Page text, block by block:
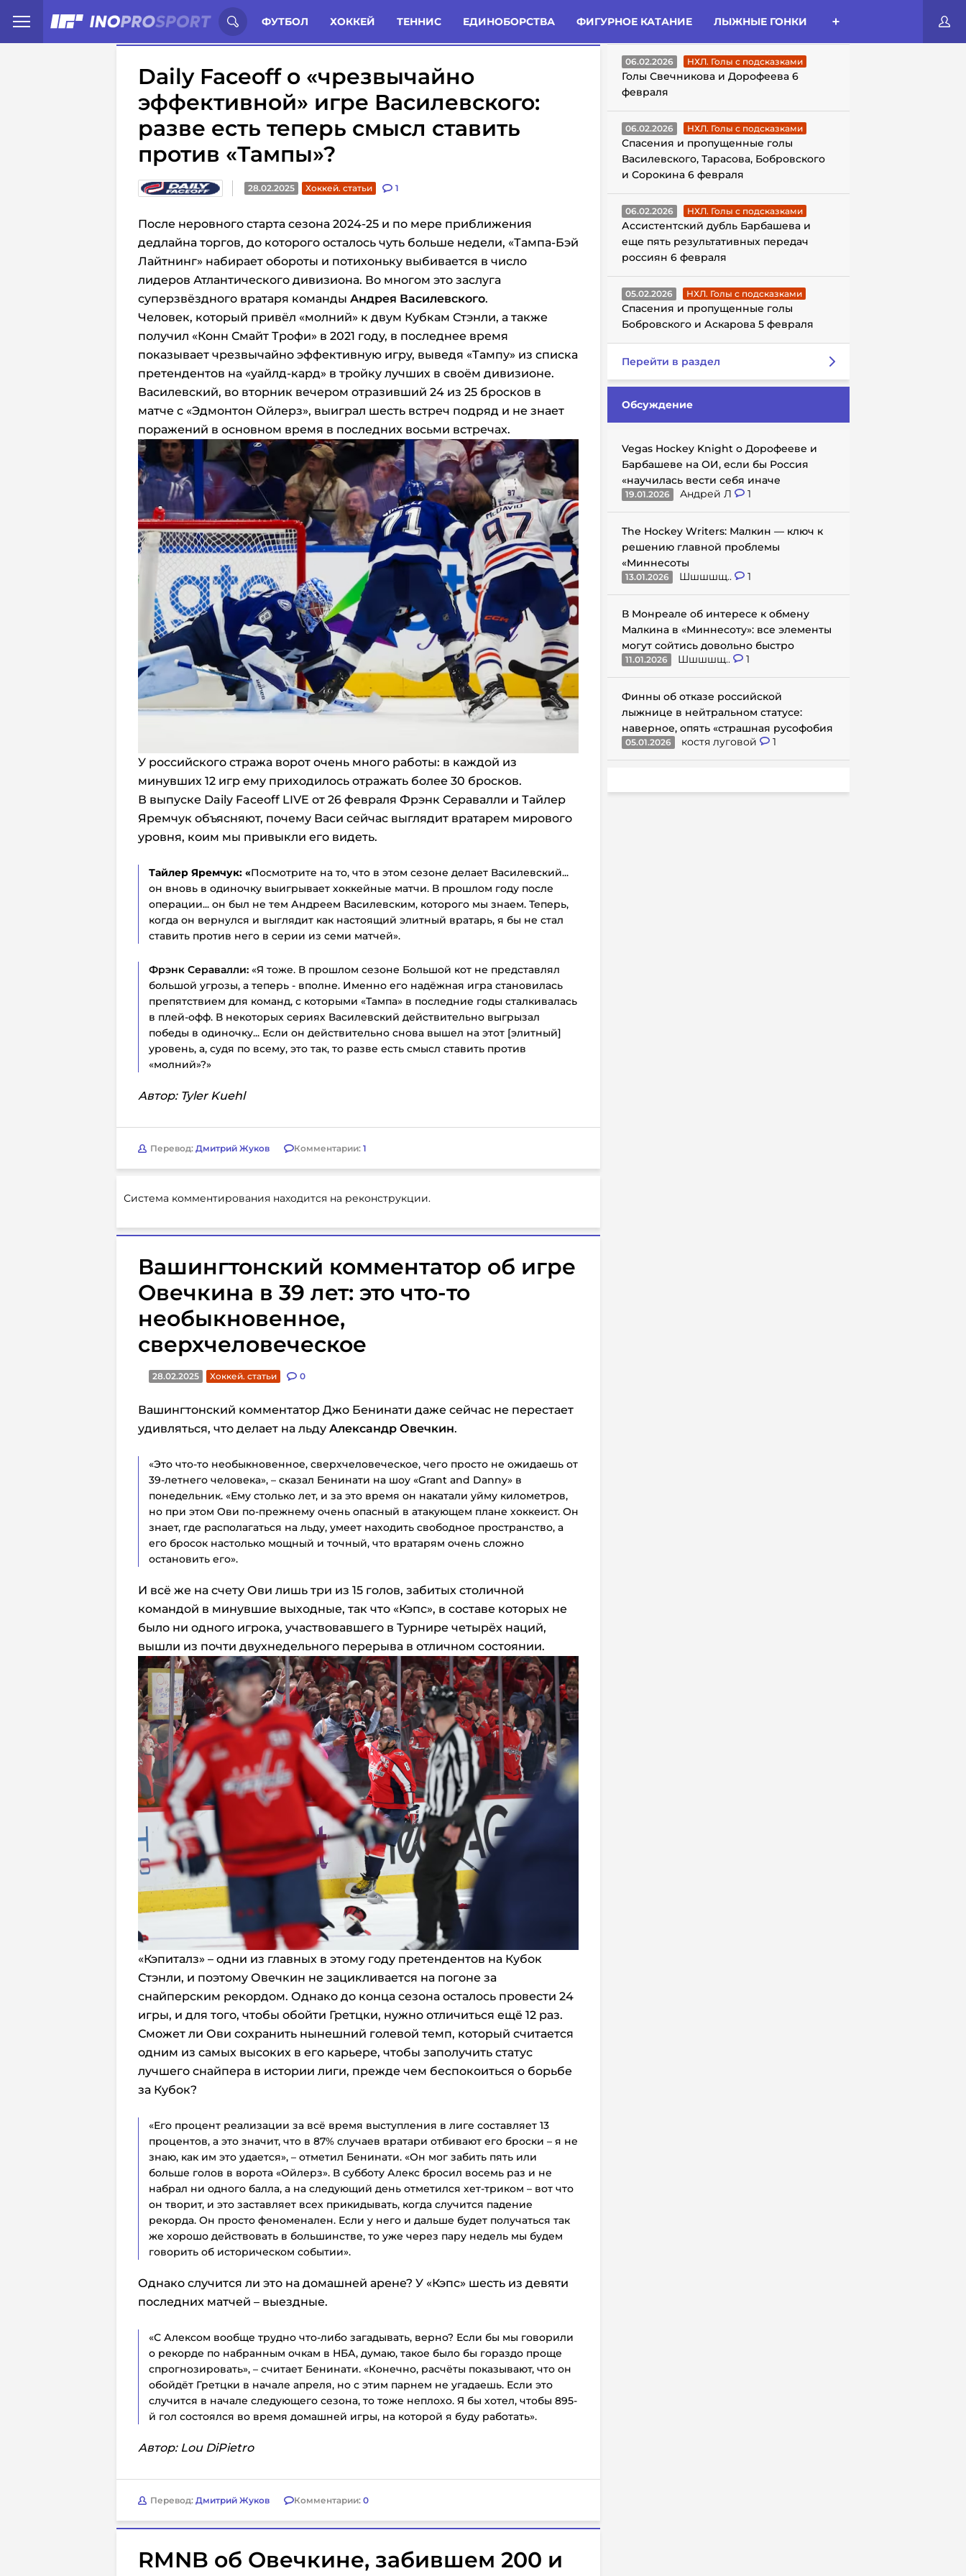
ФУТБОЛ ХОККЕЙ ТЕННИС ЕДИНОБОРСТВА ФИГУРНОЕ КАТАНИЕ ЛЫЖНЫЕ ГОНКИ
Иностранцы о спорте России: Статьи Комменты Новости
Daily Faceoff о «чрезвычайно
эффективной» игре Василевского:
разве есть теперь смысл ставить
против «Тампы»?
28.02.2025 Хоккей. статьи 1
После неровного старта сезона 2024-25 и по мере приближения
дедлайна торгов, до которого осталось чуть больше недели, «Тампа-Бэй
Лайтнинг» набирает обороты и потихоньку выбивается в число
лидеров Атлантического дивизиона. Во многом это заслуга
суперзвёздного вратаря команды Андрея Василевского.
Человек, который привёл «молний» к двум Кубкам Стэнли, а также
получил «Конн Смайт Трофи» в 2021 году, в последнее время
показывает чрезвычайно эффективную игру, выведя «Тампу» из списка
претендентов на «уайлд-кард» в тройку лучших в своём дивизионе.
Василевский, во вторник вечером отразивший 24 из 25 бросков в
матче с «Эдмонтон Ойлерз», выиграл шесть встреч подряд и не знает
поражений в основном время в последних восьми встречах.
У российского стража ворот очень много работы: в каждой из
минувших 12 игр ему приходилось отражать более 30 бросков.
В выпуске Daily Faceoff LIVE от 26 февраля Фрэнк Серавалли и Тайлер
Яремчук объясняют, почему Васи сейчас выглядит вратарем мирового
уровня, коим мы привыкли его видеть.
Тайлер Яремчук: «Посмотрите на то, что в этом сезоне делает Василевский...
он вновь в одиночку выигрывает хоккейные матчи. В прошлом году после
операции... он был не тем Андреем Василевским, которого мы знаем. Теперь,
когда он вернулся и выглядит как настоящий элитный вратарь, я бы не стал
ставить против него в серии из семи матчей».
Фрэнк Серавалли: «Я тоже. В прошлом сезоне Большой кот не представлял
большой угрозы, а теперь - вполне. Именно его надёжная игра становилась
препятствием для команд, с которыми «Тампа» в последние годы сталкивалась
в плей-офф. В некоторых сериях Василевский действительно выгрызал
победы в одиночку... Если он действительно снова вышел на этот [элитный]
уровень, а, судя по всему, это так, то разве есть смысл ставить против
«молний»?»
Автор: Tyler Kuehl
Перевод: Дмитрий Жуков Комментарии: 1
Система комментирования находится на реконструкции.
Вашингтонский комментатор об игре
Овечкина в 39 лет: это что-то
необыкновенное,
сверхчеловеческое
28.02.2025 Хоккей. статьи 0
Вашингтонский комментатор Джо Бенинати даже сейчас не перестает
удивляться, что делает на льду Александр Овечкин.
«Это что-то необыкновенное, сверхчеловеческое, чего просто не ожидаешь от
39-летнего человека», – сказал Бенинати на шоу «Grant and Danny» в
понедельник. «Ему столько лет, и за это время он накатали уйму километров,
но при этом Ови по-прежнему очень опасный в атакующем плане хоккеист. Он
знает, где располагаться на льду, умеет находить свободное пространство, а
его бросок настолько мощный и точный, что вратарям очень сложно
остановить его».
И всё же на счету Ови лишь три из 15 голов, забитых столичной
командой в минувшие выходные, так что «Кэпс», в составе которых не
было ни одного игрока, участвовавшего в Турнире четырёх наций,
вышли из почти двухнедельного перерыва в отличном состоянии.
«Кэпиталз» – одни из главных в этому году претендентов на Кубок
Стэнли, и поэтому Овечкин не зацикливается на погоне за
снайперским рекордом. Однако до конца сезона осталось провести 24
игры, и для того, чтобы обойти Гретцки, нужно отличиться ещё 12 раз.
Сможет ли Ови сохранить нынешний голевой темп, который считается
одним из самых высоких в его карьере, чтобы заполучить статус
лучшего снайпера в истории лиги, прежде чем беспокоиться о борьбе
за Кубок?
«Его процент реализации за всё время выступления в лиге составляет 13
процентов, а это значит, что в 87% случаев вратари отбивают его броски – я не
знаю, как им это удается», – отметил Бенинати. «Он мог забить пять или
больше голов в ворота «Ойлерз». В субботу Алекс бросил восемь раз и не
набрал ни одного балла, а на следующий день отметился хет-триком – вот что
он творит, и это заставляет всех прикидывать, когда случится падение
рекорда. Он просто феноменален. Если у него и дальше будет получаться так
же хорошо действовать в большинстве, то уже через пару недель мы будем
говорить об историческом событии».
Однако случится ли это на домашней арене? У «Кэпс» шесть из девяти
последних матчей – выездные.
«С Алексом вообще трудно что-либо загадывать, верно? Если бы мы говорили
о рекорде по набранным очкам в НБА, думаю, такое было бы гораздо проще
спрогнозировать», – считает Бенинати. «Конечно, расчёты показывают, что он
обойдёт Гретцки в начале апреля, но с этим парнем не угадаешь. Если это
случится в начале следующего сезона, то тоже неплохо. Я бы хотел, чтобы 895-
й гол состоялся во время домашней игры, на которой я буду работать».
Автор: Lou DiPietro
Перевод: Дмитрий Жуков Комментарии: 0
RMNB об Овечкине, забившем 200 и
ГОЛЫ С ПОДСКАЗКАМИ
06.02.2026 НХЛ. Голы с подсказками
Голы Свечникова и Дорофеева 6
февраля
06.02.2026 НХЛ. Голы с подсказками
Спасения и пропущенные голы
Василевского, Тарасова, Бобровского
и Сорокина 6 февраля
06.02.2026 НХЛ. Голы с подсказками
Ассистентский дубль Барбашева и
еще пять результативных передач
россиян 6 февраля
05.02.2026 НХЛ. Голы с подсказками
Спасения и пропущенные голы
Бобровского и Аскарова 5 февраля
Перейти в раздел
Обсуждение
Vegas Hockey Knight о Дорофееве и
Барбашеве на ОИ, если бы Россия
«научилась вести себя иначе
19.01.2026 Андрей Л 1
The Hockey Writers: Малкин — ключ к
решению главной проблемы
«Миннесоты
13.01.2026 Шшшшщ.. 1
В Монреале об интересе к обмену
Малкина в «Миннесоту»: все элементы
могут сойтись довольно быстро
11.01.2026 Шшшшщ.. 1
Финны об отказе российской
лыжнице в нейтральном статусе:
наверное, опять «страшная русофобия
05.01.2026 костя луговой 1